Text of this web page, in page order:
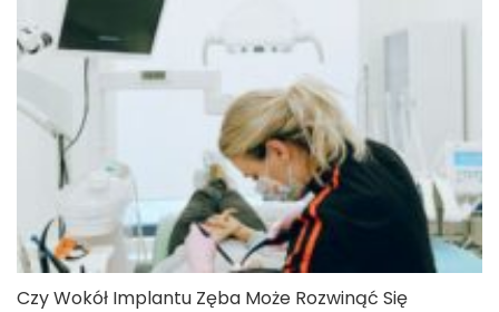
Czy Wokół Implantu Zęba Może Rozwinąć Się